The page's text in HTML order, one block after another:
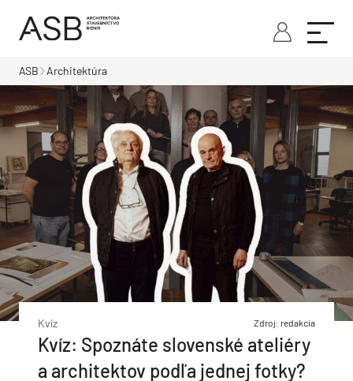
ASB Architektúra
Kvíz Zdroj: redakcia
Kvíz: Spoznáte slovenské ateliéry
a architektov podľa jednej fotky?